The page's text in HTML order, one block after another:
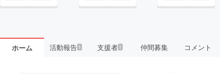
ホーム 活動報告1 支援者 1 仲間募集 コメント